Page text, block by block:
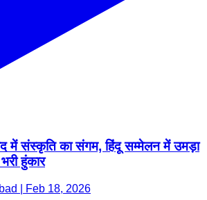
में संस्कृति का संगम, हिंदू सम्मेलन में उमड़ा
हुंकार
| Feb 18, 2026